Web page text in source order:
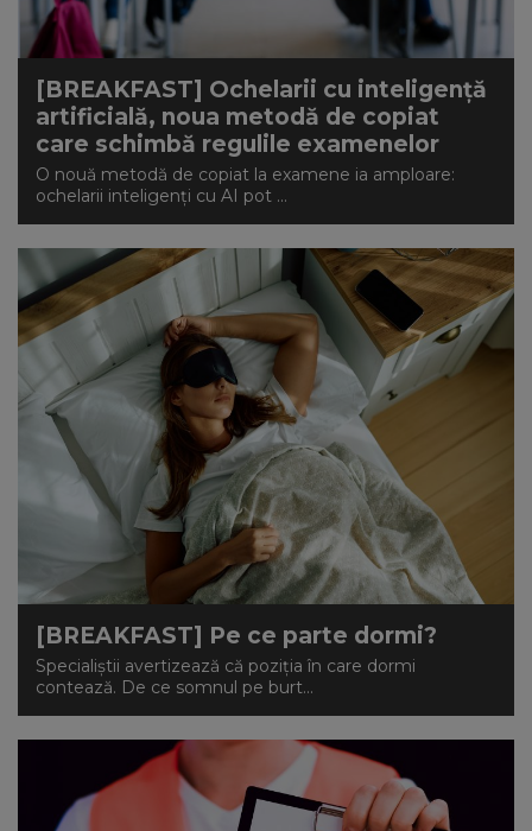
[BREAKFAST] Ochelarii cu inteligență
artificială, noua metodă de copiat
care schimbă regulile examenelor
O nouă metodă de copiat la examene ia amploare:
ochelarii inteligenți cu AI pot ...
[BREAKFAST] Pe ce parte dormi?
Specialiștii avertizează că poziția în care dormi
contează. De ce somnul pe burt...